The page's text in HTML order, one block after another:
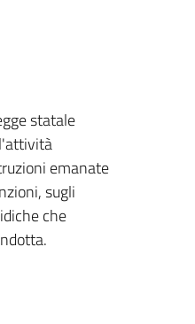
statale
emanate
sugli
che